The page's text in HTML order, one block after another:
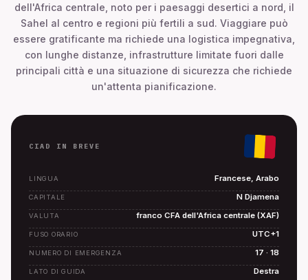
dell'Africa centrale, noto per i paesaggi desertici a nord, il
Sahel al centro e regioni più fertili a sud. Viaggiare può
essere gratificante ma richiede una logistica impegnativa,
con lunghe distanze, infrastrutture limitate fuori dalle
principali città e una situazione di sicurezza che richiede
un'attenta pianificazione.
CIAD IN BREVE
LINGUA Francese, Arabo
CAPITALE N Djamena
VALUTA franco CFA dell'Africa centrale (XAF)
FUSO ORARIO UTC+1
NUMERO DI EMERGENZA 17 · 18
LATO DI GUIDA Destra